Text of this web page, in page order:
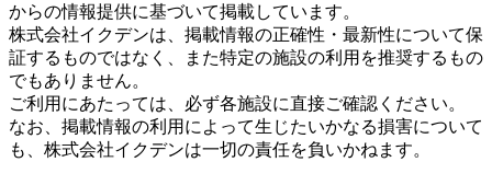
からの情報提供に基づいて掲載しています。
株式会社イクデンは、掲載情報の正確性・最新性について保
証するものではなく、また特定の施設の利用を推奨するもの
でもありません。
ご利用にあたっては、必ず各施設に直接ご確認ください。
なお、掲載情報の利用によって生じたいかなる損害について
も、株式会社イクデンは一切の責任を負いかねます。